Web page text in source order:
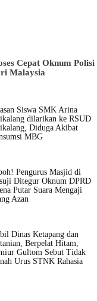
Cepat Oknum Polisi
Malaysia
Siswa SMK Arina
dilarikan ke RSUD
Diduga Akibat
MBG
Pengurus Masjid di
Ditegur Oknum DPRD
Putar Suara Mengaji
Azan
Dinas Ketapang dan
Berpelat Hitam,
Gultom Sebut Tidak
Urus STNK Rahasia